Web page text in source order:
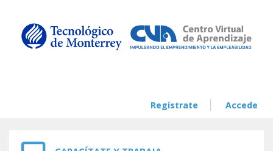
Regístrate Accede